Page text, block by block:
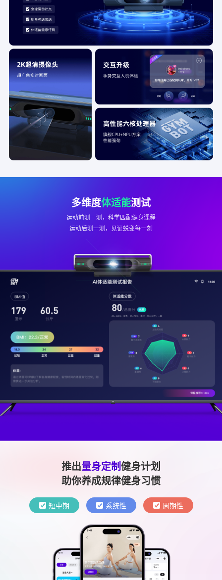
多维度体适能测试
运动前测一测，科学匹配健身课程
运动后测一测，见证蜕变每一刻
推出量身定制健身计划
助你养成规律健身习惯
短中期 系统性 周期性